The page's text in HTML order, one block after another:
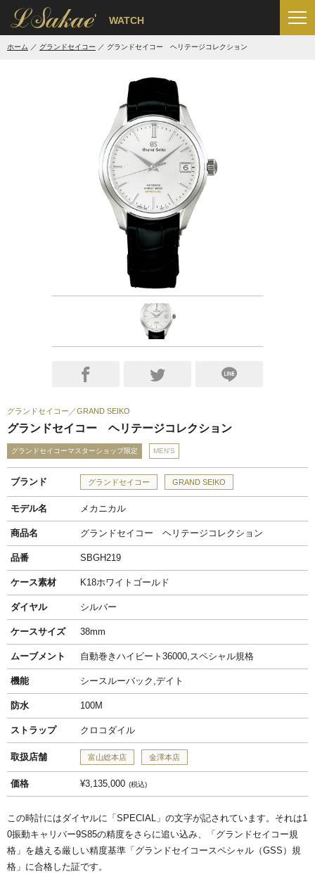
' WATCH
ホーム グランドセイコー グランドセイコー ヘリテージコレクション
グランドセイコー GRAND SEIKO
グランドセイコー ヘリテージコレクション
グランドセイコーマスターショップ限定 MEN'S
ブランド グランドセイコー GRAND SEIKO
モデル名 メカニカル
商品名 グランドセイコー ヘリテージコレクション
品番 SBGH219
ケース素材 K18ホワイトゴールド
ダイヤル シルバー
ケースサイズ 38mm
ムーブメント 自動巻きハイビート36000,スペシャル規格
機能 シースルーバック,デイト
防水 100M
ストラップ クロコダイル
取扱店舗 富山総本店 金澤本店
価格 ¥3,135,000 税込
この時計にはダイヤルに「SPECIAL」の文字が記されています。それは1
0振動キャリバー9S85の精度をさらに追い込み、「グランドセイコー規
格」を越える厳しい精度基準「グランドセイコースペシャル（GSS）規
格」に合格した証です。